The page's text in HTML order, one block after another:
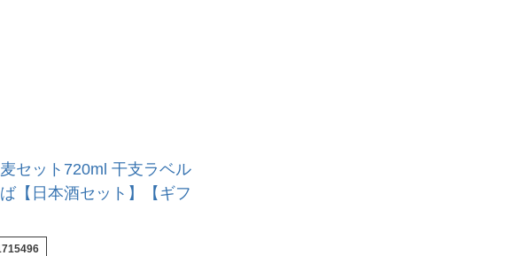
セット720ml 干支ラベル
【日本酒セット】【ギフ